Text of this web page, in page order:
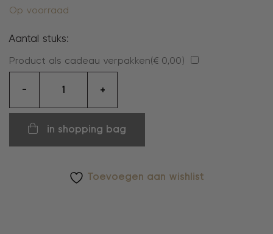
Op voorraad
Aantal stuks:
Product als cadeau verpakken(€ 0,00)
-
aantal
+
in shopping bag
Toevoegen aan wishlist